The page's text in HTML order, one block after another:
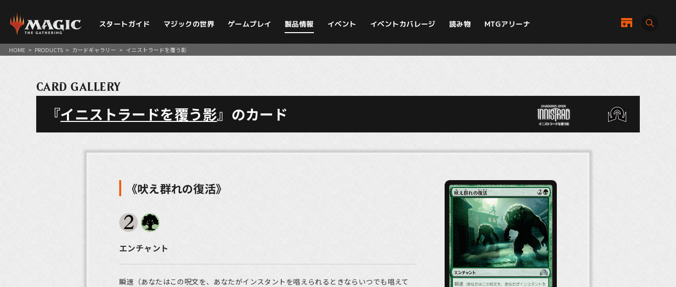
スタートガイド マジックの世界 ゲームプレイ 製品情報 イベント イベントカバレージ 読み物 MTGアリーナ
HOME > PRODUCTS > カードギャラリー > イニストラードを覆う影
CARD GALLERY
『イニストラードを覆う影』のカード
《吠え群れの復活》
エンチャント
瞬速（あなたはこの呪文を、あなたがインスタントを唱えられるときならいつでも唱えて